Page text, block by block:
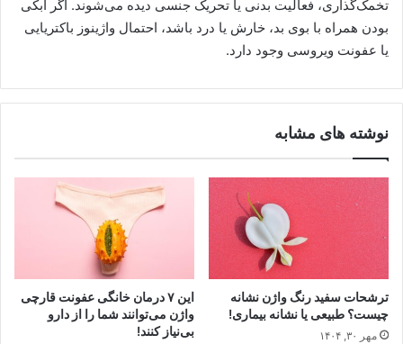
تخمک‌گذاری، فعالیت بدنی یا تحریک جنسی دیده می‌شوند. اگر آبکی
بودن همراه با بوی بد، خارش یا درد باشد، احتمال واژینوز باکتریایی
یا عفونت ویروسی وجود دارد.
نوشته های مشابه
ترشحات سفید رنگ واژن نشانه
چیست؟ طبیعی یا نشانه بیماری!
مهر ۳۰, ۱۴۰۴
این ۷ درمان خانگی عفونت قارچی
واژن می‌توانند شما را از دارو
بی‌نیاز کنند!